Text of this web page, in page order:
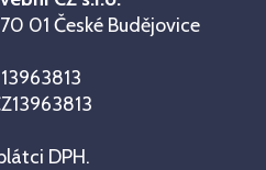
01 České Budějovice
13963813
DPH.